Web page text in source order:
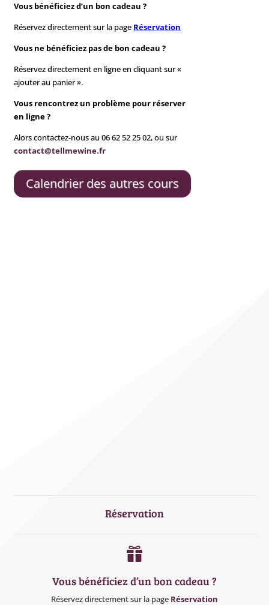
Vous bénéficiez d’un bon cadeau ?
Réservez directement sur la page Réservation
Vous ne bénéficiez pas de bon cadeau ?
Réservez directement en ligne en cliquant sur «
ajouter au panier ».
Vous rencontrez un problème pour réserver
en ligne ?
Alors contactez-nous au 06 62 52 25 02, ou sur
contact@tellmewine.fr
Calendrier des autres cours
Réservation

Vous bénéficiez d’un bon cadeau ?
Réservez directement sur la page Réservation